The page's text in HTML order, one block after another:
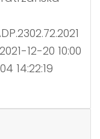
2021-12-20 10:00
14:22:19